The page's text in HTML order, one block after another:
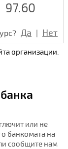
97.60
Да | Нет
организации.
или не
банкомата на
сообщите нам